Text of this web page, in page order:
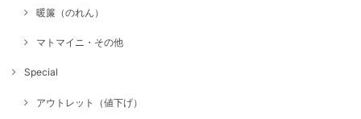
暖簾（のれん）
マトマイニ・その他
Special
アウトレット（値下げ）